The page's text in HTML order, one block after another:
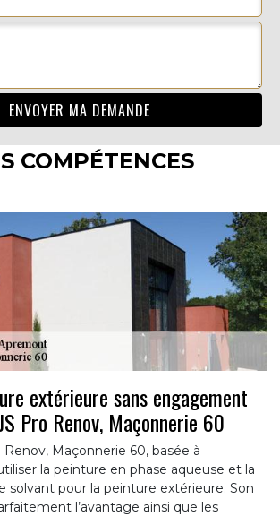
COMPÉTENCES
extérieure sans engagement
Pro Renov, Maçonnerie 60
Renov, Maçonnerie 60, basée à
la peinture en phase aqueuse et la
solvant pour la peinture extérieure. Son
l’avantage ainsi que les